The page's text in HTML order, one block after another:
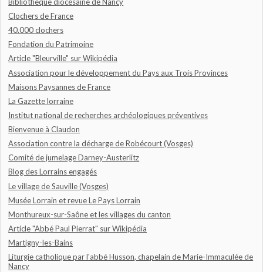
Clochers de France
40.000 clochers
Fondation du Patrimoine
Article "Bleurville" sur Wikipédia
Association pour le développement du Pays aux Trois Provinces
Maisons Paysannes de France
La Gazette lorraine
Institut national de recherches archéologiques préventives
Bienvenue à Claudon
Association contre la décharge de Robécourt (Vosges)
Comité de jumelage Darney-Austerlitz
Blog des Lorrains engagés
Le village de Sauville (Vosges)
Musée Lorrain et revue Le Pays Lorrain
Monthureux-sur-Saône et les villages du canton
Article "Abbé Paul Pierrat" sur Wikipédia
Martigny-les-Bains
Liturgie catholique par l'abbé Husson, chapelain de Marie-Immaculée de
Nancy